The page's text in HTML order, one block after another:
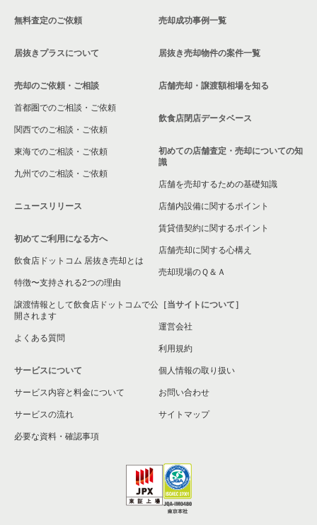
茅ヶ崎市の飲食店の居抜き売却物件の案件一覧
川崎市麻生区の飲食店の居抜き売却物件の案件一覧
相模原市中央区の飲食店の居抜き売却物件の案件一覧
横浜市保土ケ谷区の飲食店の居抜き売却物件の案件一覧
横浜市旭区の飲食店の居抜き売却物件の案件一覧
横浜市緑区の飲食店の居抜き売却物件の案件一覧
平塚市の飲食店の居抜き売却物件の案件一覧
横浜市港南区の飲食店の居抜き売却物件の案件一覧
横須賀市の飲食店の居抜き売却物件の案件一覧
三浦市の飲食店の居抜き売却物件の案件一覧
藤沢市の飲食店の居抜き売却物件の案件一覧
横浜市栄区の飲食店の居抜き売却物件の案件一覧
横浜市瀬谷区の飲食店の居抜き売却物件の案件一覧
座間市の飲食店の居抜き売却物件の案件一覧
無料査定のご依頼
居抜きプラスについて
売却のご依頼・ご相談
首都圏でのご相談・ご依頼
関西でのご相談・ご依頼
東海でのご相談・ご依頼
九州でのご相談・ご依頼
ニュースリリース
初めてご利用になる方へ
飲食店ドットコム 居抜き売却とは
特徴〜支持される2つの理由
譲渡情報として飲食店ドットコムで公
開されます
よくある質問
サービスについて
サービス内容と料金について
サービスの流れ
必要な資料・確認事項
売却成功事例一覧
居抜き売却物件の案件一覧
店舗売却・譲渡額相場を知る
飲食店閉店データベース
初めての店舗査定・売却についての知
識
店舗を売却するための基礎知識
店舗内設備に関するポイント
賃貸借契約に関するポイント
店舗売却に関する心構え
売却現場のＱ＆Ａ
［当サイトについて］
運営会社
利用規約
個人情報の取り扱い
お問い合わせ
サイトマップ